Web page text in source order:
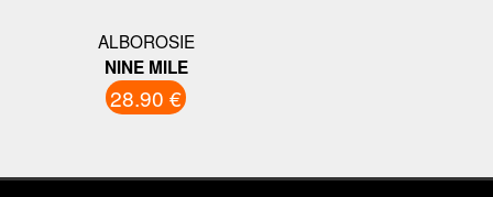
ALBOROSIE
NINE MILE
28.90 €